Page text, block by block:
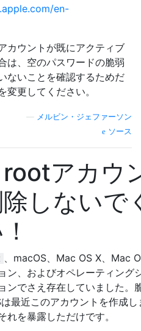
en-
カウントが既にアクティブ
は、空のパスワードの脆弱
ないことを確認するためだ
変更してください。
メルビン・ジェファーソン
ソース
アカウ
除しないで
、macOS、Mac OS X、Mac
ン、およびオペレーティング
ンでさえ存在していました。
最近このアカウントを作成し
れを暴露しただけです。